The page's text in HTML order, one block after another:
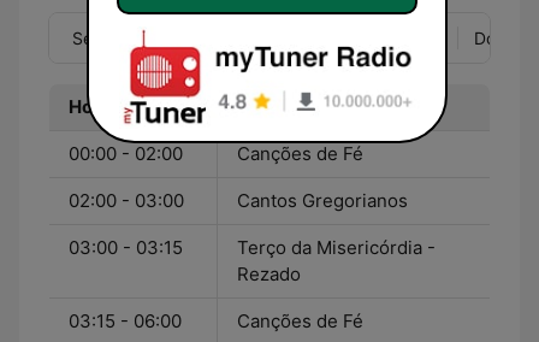
Seg Ter Dom
Hora Programa
00:00 - 02:00 Canções de Fé
02:00 - 03:00 Cantos Gregorianos
03:00 - 03:15
Terço da Misericórdia -
Rezado
03:15 - 06:00 Canções de Fé